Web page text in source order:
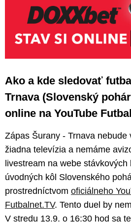
Ako a kde sledovať
Trnava (Slovenský
online na YouTube
Zápas Šurany - Trnava
žiadna televízia a nemáme
livestream na webe
úvodných kôl Slovenského
prostredníctvom oficiálneho
Futbalnet.TV. Tento duel by
V stredu 13.9. o 16:30 hod sa